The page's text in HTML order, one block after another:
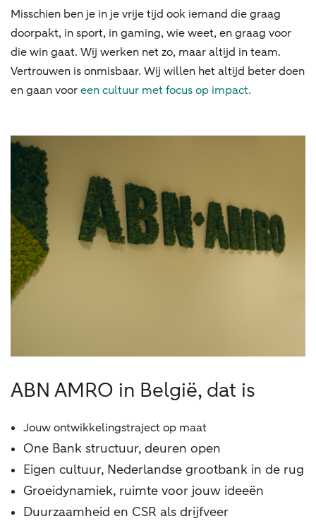
Misschien ben je in je vrije tijd ook iemand die graag
doorpakt, in sport, in gaming, wie weet, en graag voor
die win gaat. Wij werken net zo, maar altijd in team.
Vertrouwen is onmisbaar. Wij willen het altijd beter doen
en gaan vooreen cultuur met focus op impact.
ABN AMRO in België, dat is
Jouw ontwikkelingstraject op maat
One Bank structuur, deuren open
Eigen cultuur, Nederlandse grootbank in de rug
Groeidynamiek, ruimte voor jouw ideeën
Duurzaamheid en CSR als drijfveer